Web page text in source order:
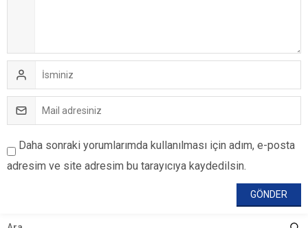
Daha sonraki yorumlarımda kullanılması için adım, e-posta
adresim ve site adresim bu tarayıcıya kaydedilsin.